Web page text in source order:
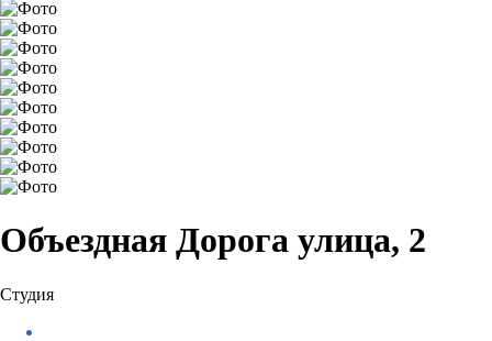
Объездная Дорога улица, 2
Студия